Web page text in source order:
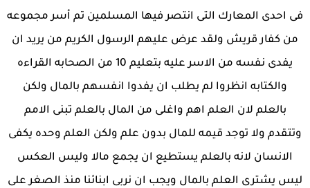
فى احدى المعارك التى انتصر فيها المسلمين تم أسر مجموعه
من كفار قريش ولقد عرض عليهم الرسول الكريم من يريد ان
يفدى نفسه من الاسر عليه بتعليم 10 من الصحابه القراءه
والكتابه انظروا لم يطلب ان يفدوا انفسهم بالمال ولكن
بالعلم لان العلم اهم واغلى من المال بالعلم تبنى الامم
وتتقدم ولا توجد قيمه للمال بدون علم ولكن العلم وحده يكفى
الانسان لانه بالعلم يستطيع ان يجمع مالا وليس العكس
ليس يشترى العلم بالمال ويجب ان نربى ابنائنا منذ الصغر على